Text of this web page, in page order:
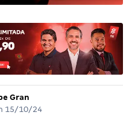
Gran
15/10/24